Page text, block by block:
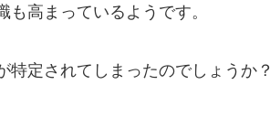
高まっているようです。
定されてしまったのでしょうか？